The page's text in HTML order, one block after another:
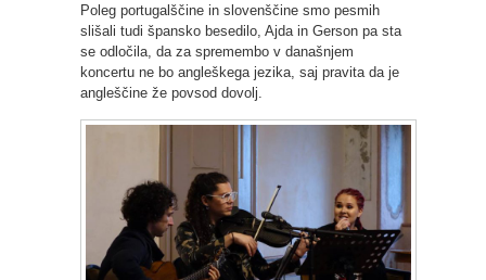
Poleg portugalščine in slovenščine smo pesmih
slišali tudi špansko besedilo, Ajda in Gerson pa sta
se odločila, da za spremembo v današnjem
koncertu ne bo angleškega jezika, saj pravita da je
angleščine že povsod dovolj.